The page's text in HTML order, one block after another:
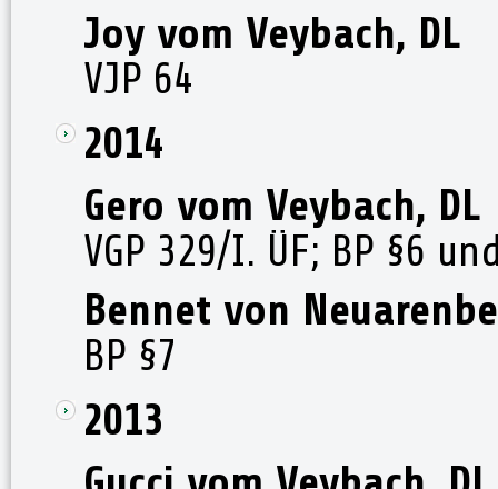
Joy vom Veybach, DL
VJP 64
2014
Gero vom Veybach, DL
VGP 329/I. ÜF; BP §6
Bennet von
BP §7
2013